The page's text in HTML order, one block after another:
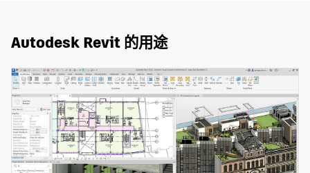
Autodesk Revit 的用途